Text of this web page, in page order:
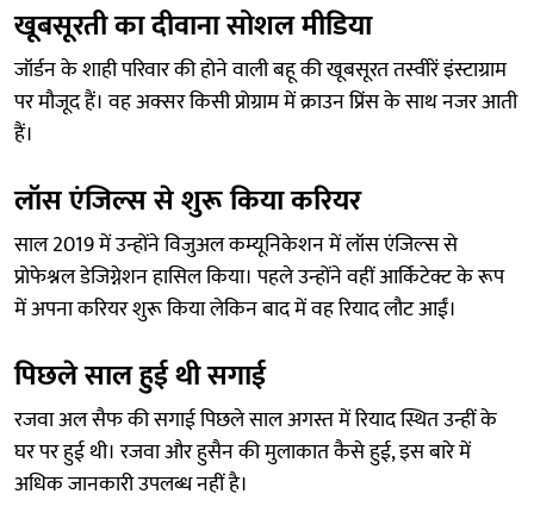
खूबसूरती का दीवाना सोशल मीडिया
जॉर्डन के शाही परिवार की होने वाली बहू की खूबसूरत तस्वीरें इंस्टाग्राम
पर मौजूद हैं। वह अक्सर किसी प्रोग्राम में क्राउन प्रिंस के साथ नजर आती
हैं।
लॉस एंजिल्स से शुरू किया करियर
साल 2019 में उन्होंने विजुअल कम्यूनिकेशन में लॉस एंजिल्स से
प्रोफेश्नल डेजिग्नेशन हासिल किया। पहले उन्होंने वहीं आर्किटेक्ट के रूप
में अपना करियर शुरू किया लेकिन बाद में वह रियाद लौट आईं।
पिछले साल हुई थी सगाई
रजवा अल सैफ की सगाई पिछले साल अगस्त में रियाद स्थित उन्हीं के
घर पर हुई थी। रजवा और हुसैन की मुलाकात कैसे हुई, इस बारे में
अधिक जानकारी उपलब्ध नहीं है।